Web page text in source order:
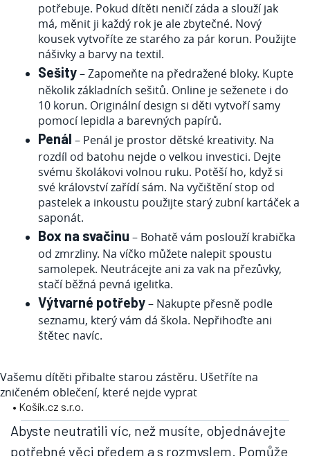
potřebuje. Pokud dítěti neničí záda a slouží jak
má, měnit ji každý rok je ale zbytečné. Nový
kousek vytvoříte ze starého za pár korun. Použijte
nášivky a barvy na textil.
Sešity– Zapomeňte na předražené bloky. Kupte
několik základních sešitů. Online je seženete i do
10 korun. Originální design si děti vytvoří samy
pomocí lepidla a barevných papírů.
Penál – Penál je prostor dětské kreativity. Na
rozdíl od batohu nejde o velkou investici. Dejte
svému školákovi volnou ruku. Potěší ho, když si
své království zařídí sám. Na vyčištění stop od
pastelek a inkoustu použijte starý zubní kartáček a
saponát.
Box na svačinu – Bohatě vám poslouží krabička
od zmrzliny. Na víčko můžete nalepit spoustu
samolepek. Neutrácejte ani za vak na přezůvky,
stačí běžná pevná igelitka.
Výtvarné potřeby– Nakupte přesně podle
seznamu, který vám dá škola. Nepřihoďte ani
štětec navíc.
Vašemu dítěti přibalte starou zástěru. Ušetříte na
zničeném oblečení, které nejde vyprat
• Košík.cz s.r.o.
Abyste neutratili víc, než musíte, objednávejte
potřebné věci předem a s rozmyslem. Pomůže